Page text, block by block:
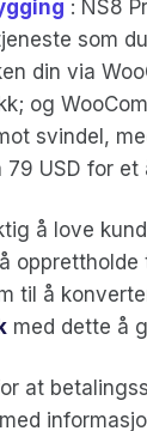
: NS8
som
din via
og
svindel,
USD for et
å love
opprettholde
til å
med dette å
at